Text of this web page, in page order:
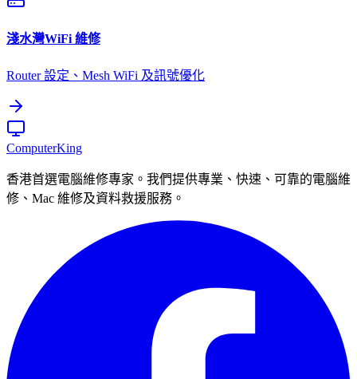
淺水灣WiFi 維修
Router 設定、Mesh WiFi 及訊號優化
ComputerKing
香港首選電腦維修專家。我們提供專業、快速、可靠的電腦維
修、Mac 維修及資料救援服務。